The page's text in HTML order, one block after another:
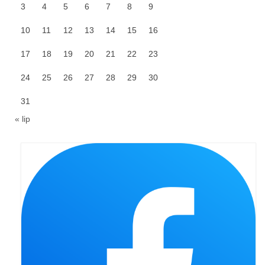
Wigilia Paschalna 30.03.2024
Bierzmowanie 27.11.2023
Zakończenie oktawy 2023
Niedziela Palmowa 2023
3 4 5 6 7 8 9
10 11 12 13 14 15 16
17 18 19 20 21 22 23
24 25 26 27 28 29 30
31
« lip